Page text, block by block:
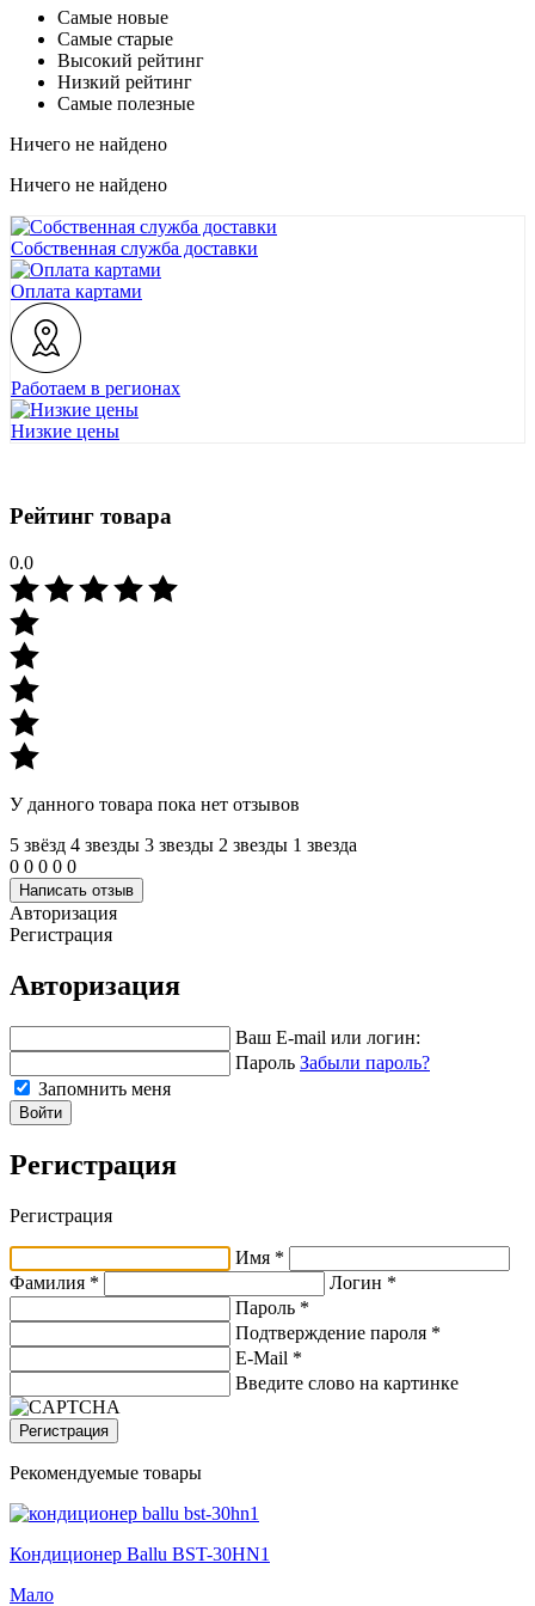
Самые новые
Самые старые
Высокий рейтинг
Низкий рейтинг
Самые полезные
Ничего не найдено
Ничего не найдено
Собственная служба доставки
Оплата картами
Работаем в регионах
Низкие цены
Рейтинг товара
0.0
У данного товара пока нет отзывов
5 звёзд 4 звeзды 3 звeзды 2 звeзды 1 звeзда
0 0 0 0 0
Написать отзыв
Авторизация
Регистрация
Авторизация
Ваш E-mail или логин:
Пароль Забыли пароль?
Запомнить меня
Войти
Регистрация
Регистрация
Имя *
Фамилия *
Логин *
Пароль *
Подтверждение пароля *
E-Mail *
Введите слово на картинке
Регистрация
Рекомендуемые товары
Кондиционер Ballu BST-30HN1
Мало